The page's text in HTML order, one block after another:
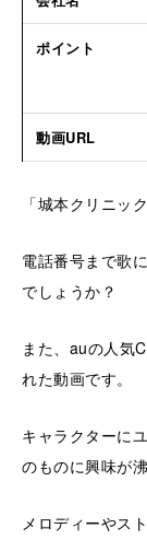
ポイント
動画URL
「城本クリニッ
電話番号まで歌
でしょうか？
また、auの人気
れた動画です。
キャラクターに
のものに興味が
メロディーやス